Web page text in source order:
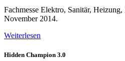
Fachmesse Elektro, Sanitär,
November 2014.
Weiterlesen
Hidden Champion 3.0